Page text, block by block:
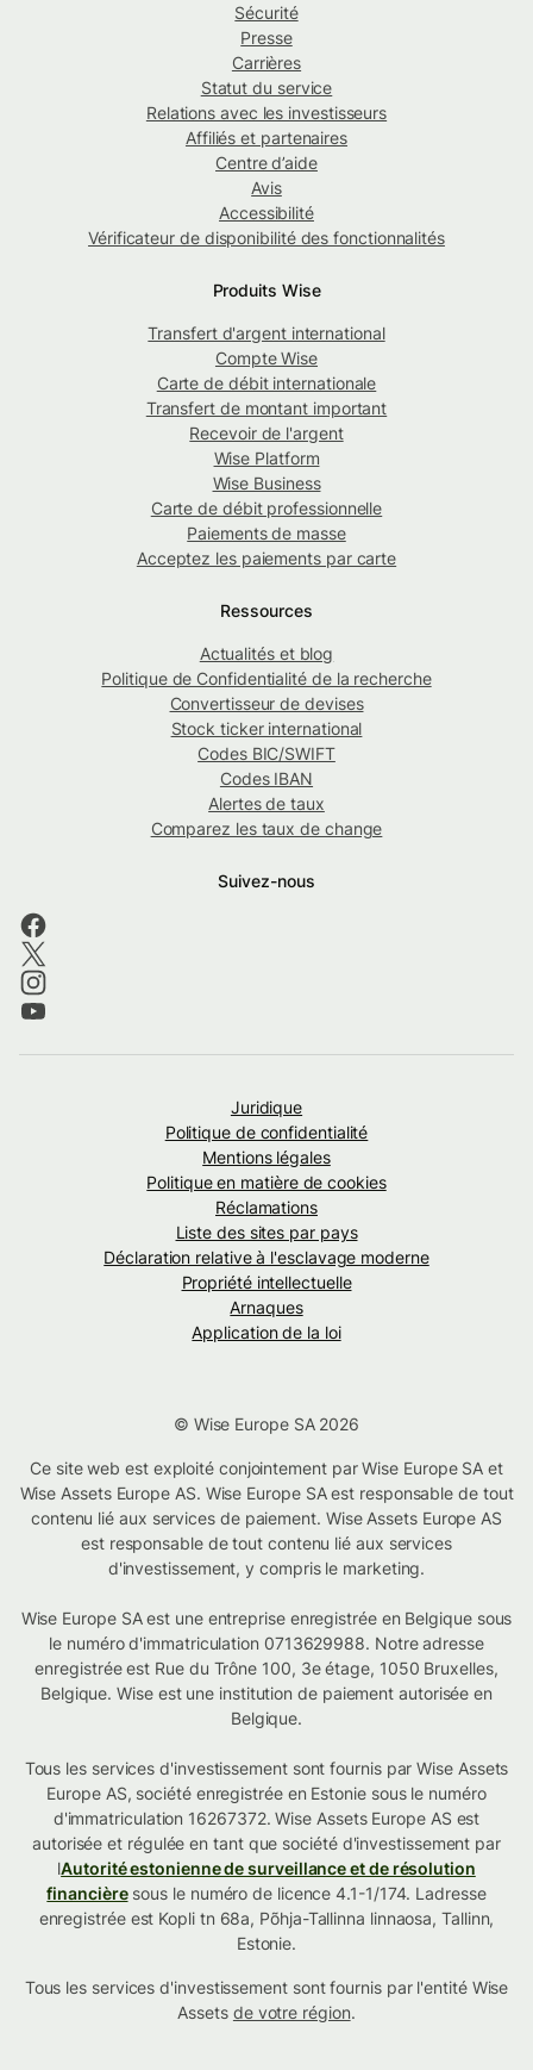
Sécurité
Presse
Carrières
Statut du service
Relations avec les investisseurs
Affiliés et partenaires
Centre d’aide
Avis
Accessibilité
Vérificateur de disponibilité des fonctionnalités
Produits Wise
Transfert d'argent international
Compte Wise
Carte de débit internationale
Transfert de montant important
Recevoir de l'argent
Wise Platform
Wise Business
Carte de débit professionnelle
Paiements de masse
Acceptez les paiements par carte
Ressources
Actualités et blog
Politique de Confidentialité de la recherche
Convertisseur de devises
Stock ticker international
Codes BIC/SWIFT
Codes IBAN
Alertes de taux
Comparez les taux de change
Suivez-nous
Juridique
Politique de confidentialité
Mentions légales
Politique en matière de cookies
Réclamations
Liste des sites par pays
Déclaration relative à l'esclavage moderne
Propriété intellectuelle
Arnaques
Application de la loi
© Wise Europe SA 2026
Ce site web est exploité conjointement par Wise Europe SA et
Wise Assets Europe AS. Wise Europe SA est responsable de tout
contenu lié aux services de paiement. Wise Assets Europe AS
est responsable de tout contenu lié aux services
d'investissement, y compris le marketing.
Wise Europe SA est une entreprise enregistrée en Belgique sous
le numéro d'immatriculation 0713629988. Notre adresse
enregistrée est Rue du Trône 100, 3e étage, 1050 Bruxelles,
Belgique. Wise est une institution de paiement autorisée en
Belgique.
Tous les services d'investissement sont fournis par Wise Assets
Europe AS, société enregistrée en Estonie sous le numéro
d'immatriculation 16267372. Wise Assets Europe AS est
autorisée et régulée en tant que société d'investissement par
lAutorité estonienne de surveillance et de résolution
financièresous le numéro de licence 4.1-1/174. Ladresse
enregistrée est Kopli tn 68a, Põhja-Tallinna linnaosa, Tallinn,
Estonie.
Tous les services d'investissement sont fournis par l'entité Wise
Assets de votre région.